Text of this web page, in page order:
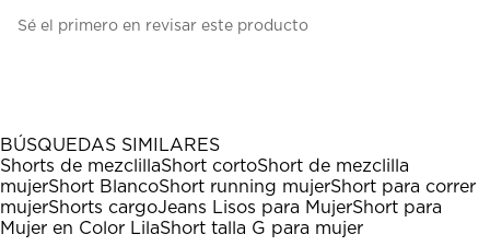
para
1
estrella
Esta
acción
abrirá
el
para
estrellas.
Esta
acción
abrirá
el
para
estrellas.
Esta
acción
abrirá
el
para
estrellas.
Esta
acción
abrirá
el
para
estrellas.
Esta
acción
abrirá
el
Sé el primero en revisar este producto
BÚSQUEDAS SIMILARES
Shorts de mezclillaShort cortoShort de mezclilla
mujerShort BlancoShort running mujerShort para correr
mujerShorts cargoJeans Lisos para MujerShort para
Mujer en Color LilaShort talla G para mujer